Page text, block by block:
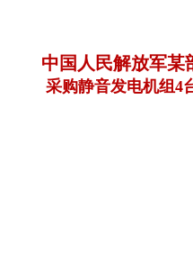
中国人民解放军某
采购静音发电机组4